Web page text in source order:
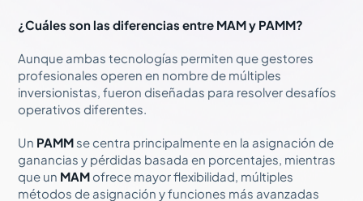
¿Cuáles son las diferencias entre MAM y PAMM?
Aunque ambas tecnologías permiten que gestores
profesionales operen en nombre de múltiples
inversionistas, fueron diseñadas para resolver desafíos
operativos diferentes.
Un PAMM se centra principalmente en la asignación de
ganancias y pérdidas basada en porcentajes, mientras
que un MAM ofrece mayor flexibilidad, múltiples
métodos de asignación y funciones más avanzadas